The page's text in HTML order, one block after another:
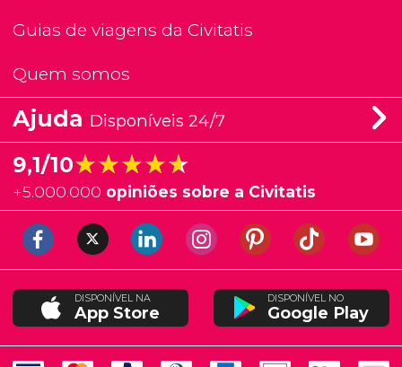
Guias de viagens da Civitatis
Quem somos
Ajuda Disponíveis 24/7
9,1/10★★★★★
★★★★★
+5.000.000 opiniões sobre a Civitatis
DISPONÍVEL NA
App Store
DISPONÍVEL NO
Google Play